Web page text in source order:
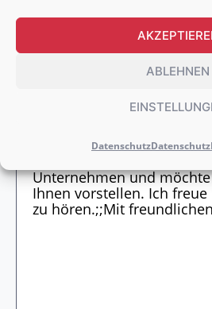
ABLEHNEN
DatenschutzDatenschutz
WEITERE DOKUMENTE